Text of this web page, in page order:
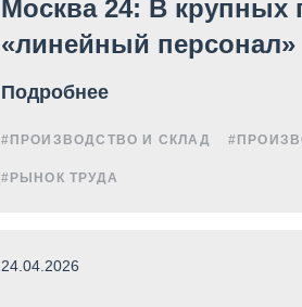
Москва 24: В крупных
«линейный персонал»
Подробнее
#ПРОИЗВОДСТВО И СКЛАД
#РЫНОК ТРУДА
24.04.2026